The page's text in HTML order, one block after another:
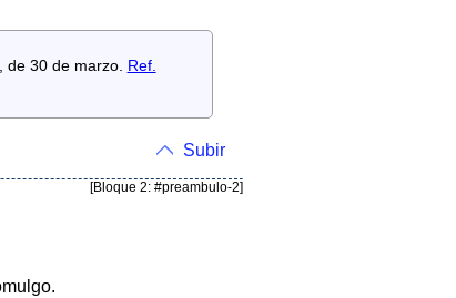
de 30 de marzo. Ref.
Subir
[Bloque 2: #preambulo-2]